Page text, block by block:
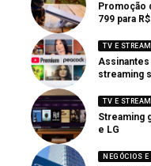
Promoção
799 para
TV E
Assinantes
streaming
TV E
Streaming
e LG
NEGÓCIOS E